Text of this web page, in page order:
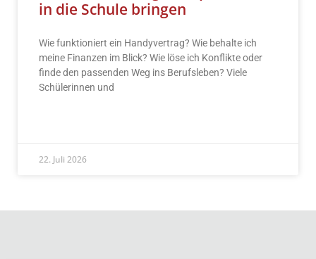
in die Schule bringen
Wie funktioniert ein Handyvertrag? Wie behalte ich
meine Finanzen im Blick? Wie löse ich Konflikte oder
finde den passenden Weg ins Berufsleben? Viele
Schülerinnen und
22. Juli 2026